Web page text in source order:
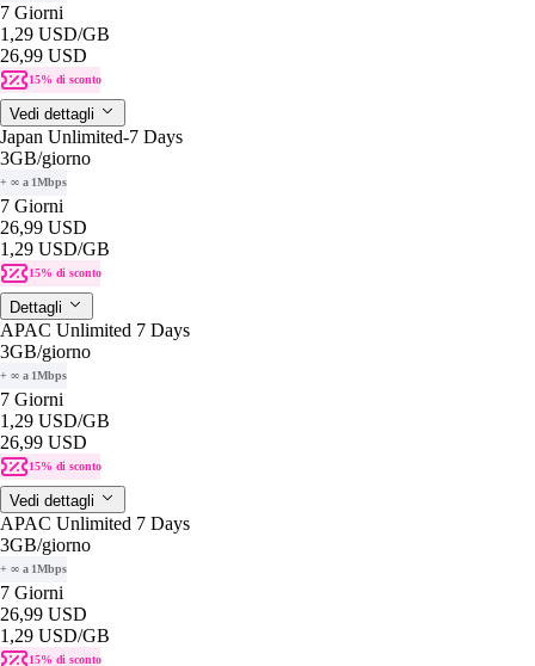
7 Giorni
1,29 USD/GB
26,99 USD
15% di sconto
Vedi dettagli
Japan Unlimited-7 Days
3GB/giorno
+ ∞ a 1Mbps
7 Giorni
26,99 USD
1,29 USD/GB
15% di sconto
Dettagli
APAC Unlimited 7 Days
3GB/giorno
+ ∞ a 1Mbps
7 Giorni
1,29 USD/GB
26,99 USD
15% di sconto
Vedi dettagli
APAC Unlimited 7 Days
3GB/giorno
+ ∞ a 1Mbps
7 Giorni
26,99 USD
1,29 USD/GB
15% di sconto